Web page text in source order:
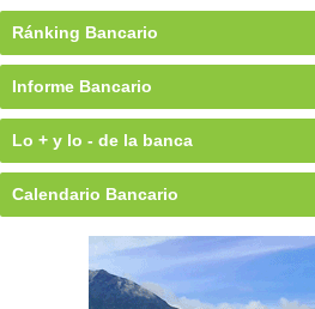
Ránking Bancario
Informe Bancario
Lo + y lo - de la banca
Calendario Bancario